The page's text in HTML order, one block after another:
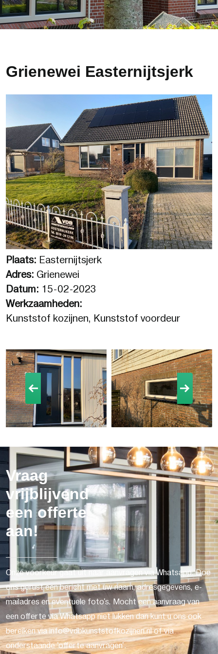
Grienewei Easternijtsjerk
Plaats: Easternijtsjerk
Adres: Grienewei
Datum: 15-02-2023
Werkzaamheden:
Kunststof kozijnen, Kunststof voordeur
Vraag
vrijblijvend
een offerte
aan!
Onze voorkeur gaat uit naar aanvragen via Whatsapp. Doe
ons gerust een bericht met uw naam, adresgegevens, e-
mailadres en eventuele foto's. Mocht een aanvraag van
een offerte via Whatsapp niet lukken dan kunt u ons ook
bereiken via info@vdbkunststofkozijnen.nl of via
onderstaande 'offerte aanvragen'.